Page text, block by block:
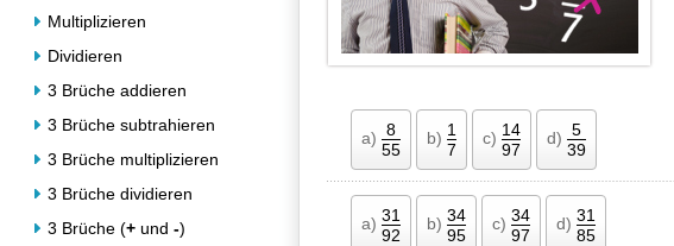
Multiplizieren
Dividieren
3 Brüche addieren
3 Brüche subtrahieren
3 Brüche multiplizieren
3 Brüche dividieren
3 Brüche (+ und -)
a) 8
55
b) 1
7
c) 14
97
d) 5
39
a) 31
92
b) 34
95
c) 34
97
d) 31
85